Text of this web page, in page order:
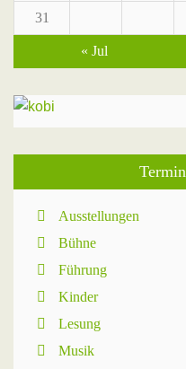
31
« Jul
Ausstellungen
Bühne
Führung
Kinder
Lesung
Musik